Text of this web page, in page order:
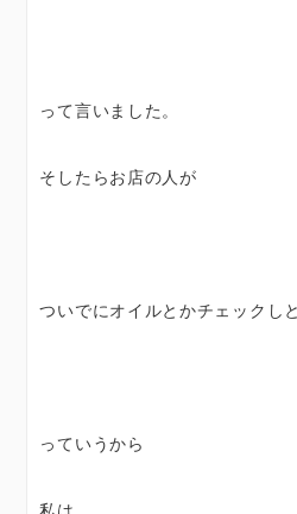
って言いました。
そしたらお店の人が
ついでにオイルとかチェックし
っていうから
私は